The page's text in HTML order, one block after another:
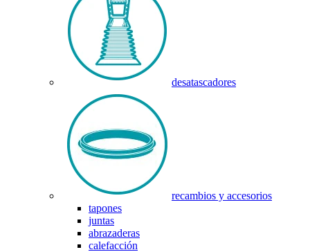
desatascadores
recambios y accesorios
tapones
juntas
abrazaderas
calefacción